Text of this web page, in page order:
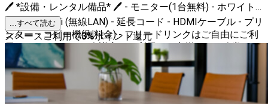
🖊️ *設備・レンタル備品* 🖊️ - モニター(1台無料) - ホワイト
ボード - Wi-Fi (無線LAN) - 延長コード - HDMIケーブル - プリ
ンター・コピー機(別料金) - フリードリンクはご自由にご利
用いただけます。 ※会議室をご利用のお客様のみ、人数
×100円の追加料金を頂戴しております。 - エレベーター - ト
イレ（男女別） 💼 *利用可能な用途* 💼 - 会議・Web会議 -
商談・打ち合わせ - テレワーク - 面接・面談 - グループワー
ク - ワークショップ - カウンセリング - 作業 - 自習 - デスク
...すべて読む
スペースご利用で3%ポイント還元